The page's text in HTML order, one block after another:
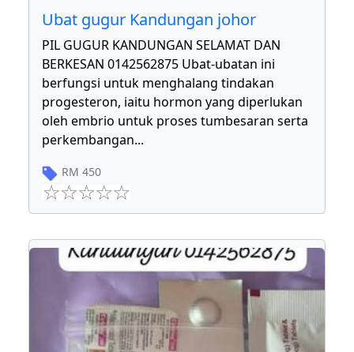
Ubat gugur Kandungan johor
PIL GUGUR KANDUNGAN SELAMAT DAN
BERKESAN 0142562875 Ubat-ubatan ini
berfungsi untuk menghalang tindakan
progesteron, iaitu hormon yang diperlukan
oleh embrio untuk proses tumbesaran serta
perkembangan...
RM 450